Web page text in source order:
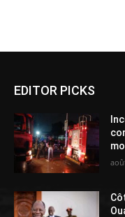
EDITOR PICKS